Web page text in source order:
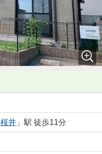
桜井」駅 徒歩11分